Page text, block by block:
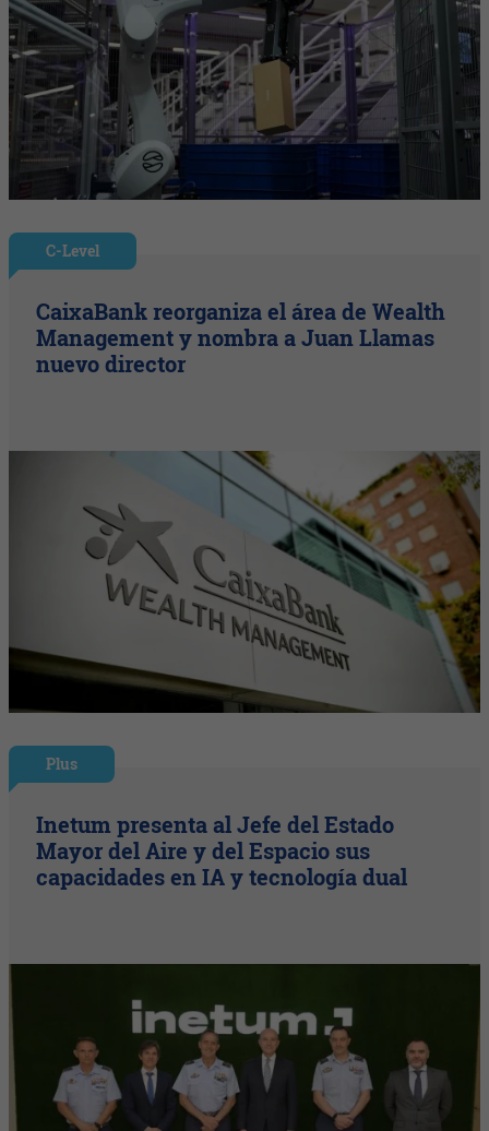
C-Level
CaixaBank reorganiza el área de Wealth
Management y nombra a Juan Llamas
nuevo director
Plus
Inetum presenta al Jefe del Estado
Mayor del Aire y del Espacio sus
capacidades en IA y tecnología dual